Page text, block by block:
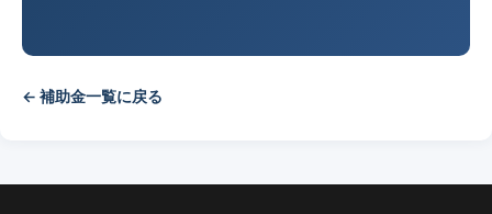
← 補助金一覧に戻る